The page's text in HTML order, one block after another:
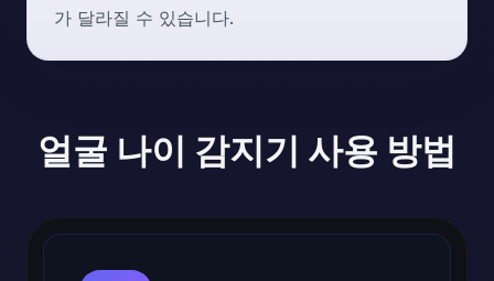
가 달라질 수 있습니다.
얼굴 나이 감지기 사용 방법